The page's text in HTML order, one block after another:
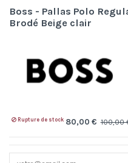
Boss - Pallas Polo
Brodé Beige clair
Rupture de stock 80,00 € 100,00